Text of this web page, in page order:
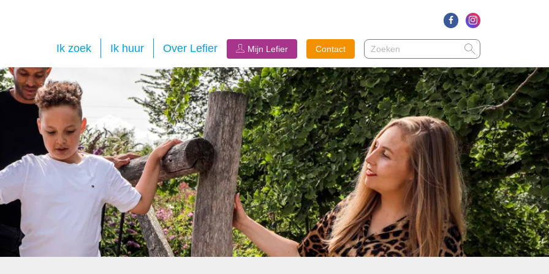
Ik zoek Ik huur Over Lefier Mijn Lefier Zoeken
Zoeken
Contact